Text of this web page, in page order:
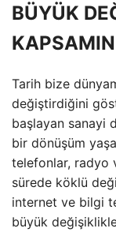
BÜYÜK
Tarih bize
değiştirdiğini
başlayan sanayi
bir dönüşüm
telefonlar, radyo
sürede köklü
internet ve bilgi
büyük